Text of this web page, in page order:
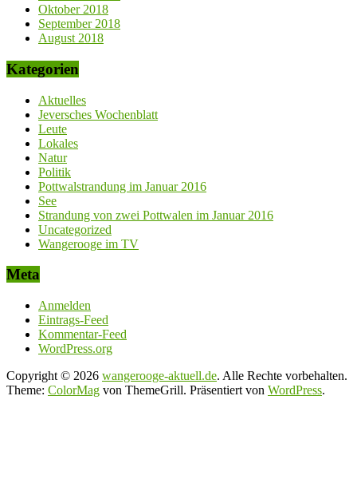
Oktober 2018
September 2018
August 2018
Kategorien
Aktuelles
Jeversches Wochenblatt
Leute
Lokales
Natur
Politik
Pottwalstrandung im Januar 2016
See
Strandung von zwei Pottwalen im Januar 2016
Uncategorized
Wangerooge im TV
Meta
Anmelden
Eintrags-Feed
Kommentar-Feed
WordPress.org
Copyright © 2026 wangerooge-aktuell.de. Alle Rechte vorbehalten.
Theme: ColorMag von ThemeGrill. Präsentiert von WordPress.